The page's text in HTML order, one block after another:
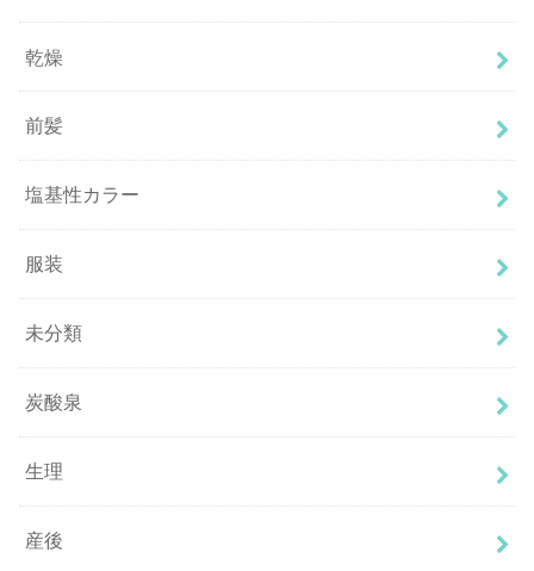
乾燥
前髪
塩基性カラー
服装
未分類
炭酸泉
生理
産後